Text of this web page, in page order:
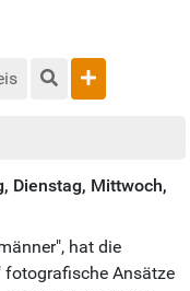
Dienstag, Mittwoch,
hat die
fotografische Ansätze